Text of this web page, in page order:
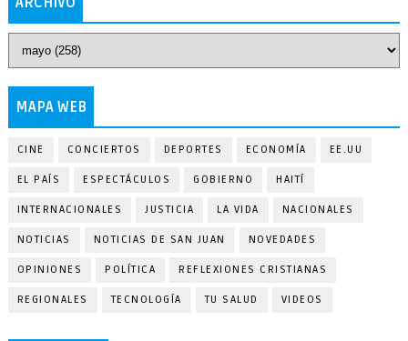
MAPA WEB
CINE CONCIERTOS DEPORTES ECONOMÍA EE.UU
EL PAÍS ESPECTÁCULOS GOBIERNO HAITÍ
INTERNACIONALES JUSTICIA LA VIDA NACIONALES
NOTICIAS NOTICIAS DE SAN JUAN NOVEDADES
OPINIONES POLÍTICA REFLEXIONES CRISTIANAS
REGIONALES TECNOLOGÍA TU SALUD VIDEOS